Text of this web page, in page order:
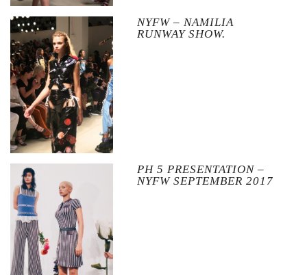
NYFW – NAMILIA
RUNWAY SHOW.
PH 5 PRESENTATION –
NYFW SEPTEMBER 2017